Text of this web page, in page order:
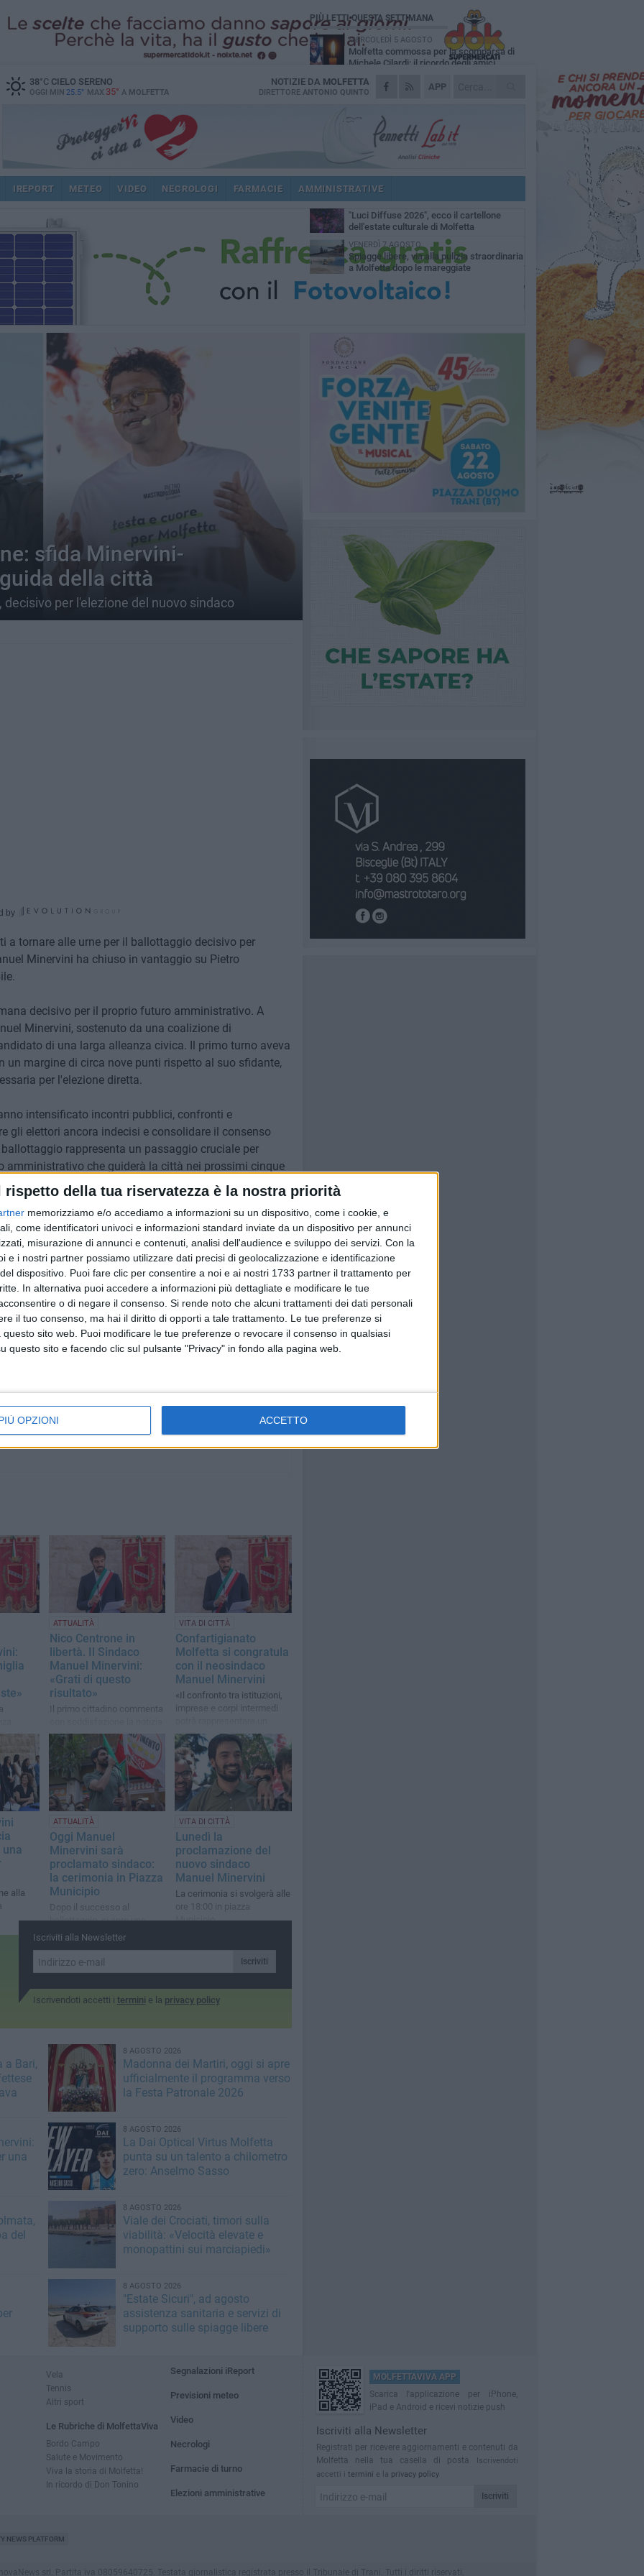
rispetto della tua riservatezza è la nostra priorità
memorizziamo e/o accediamo a informazioni su un dispositivo, come i cookie, e
come identificatori univoci e informazioni standard inviate da un dispositivo per annunci
misurazione di annunci e contenuti, analisi dell'audience e sviluppo dei servizi. Con la
e i nostri partner possiamo utilizzare dati precisi di geolocalizzazione e identificazione
dispositivo. Puoi fare clic per consentire a noi e ai nostri 1733 partner il trattamento per
In alternativa puoi accedere a informazioni più dettagliate e modificare le tue
o di negare il consenso. Si rende noto che alcuni trattamenti dei dati personali
il tuo consenso, ma hai il diritto di opporti a tale trattamento. Le tue preferenze si
sito web. Puoi modificare le tue preferenze o revocare il consenso in qualsiasi
questo sito e facendo clic sul pulsante "Privacy" in fondo alla pagina web.
OPZIONI ACCETTO
38°CCIELO SERENO
OGGI MIN 25.5° MAX 35° A MOLFETTA
APP
NOTIZIE DA MOLFETTA
DIRETTORE ANTONIO QUINTO
IREPORT METEO VIDEO NECROLOGI FARMACIE AMMINISTRATIVE
sfida Minervini-
della città
per l'elezione del nuovo sindaco
by
a tornare alle urne per il ballottaggio decisivo per
Minervini ha chiuso in vantaggio su Pietro
decisivo per il proprio futuro amministrativo. A
Minervini, sostenuto da una coalizione di
di una larga alleanza civica. Il primo turno aveva
margine di circa nove punti rispetto al suo sfidante,
per l'elezione diretta.
intensificato incontri pubblici, confronti e
gli elettori ancora indecisi e consolidare il consenso
rappresenta un passaggio cruciale per
amministrativo che guiderà la città nei prossimi cinque
figurano sviluppo urbano, servizi ai cittadini,
delle risorse economiche e culturali del
23 e domani dalle ore 7 alle 15. Al termine delle
nuovo sindaco della città.
e
8 AGOSTO 2026
Le forze di maggioranza: «Con la
città»
ai
ATTUALITÀ
Nico Centrone in
libertà. Il Sindaco
Manuel Minervini:
«Grati di questo
risultato»
Il primo cittadino commenta
VITA DI CITTÀ
Confartigianato
Molfetta si congratula
con il neosindaco
Manuel Minervini
«Il confronto tra istituzioni,
imprese e corpi intermedi
valore aggiunto per costruire
insieme una Molfetta più
competitiva, attrattiva e
dinamica»
alla
ATTUALITÀ
Oggi Manuel
Minervini sarà
proclamato sindaco:
la cerimonia in Piazza
Municipio
Dopo il successo al
ballottaggio, si apre una
nuova fase amministrativa
VITA DI CITTÀ
Lunedì la
proclamazione del
nuovo sindaco
Manuel Minervini
La cerimonia si svolgerà alle
ore 18:00 in piazza
Municipio
Iscriviti alla Newsletter
Iscriviti
Iscrivendoti accetti i termini e la privacy policy
a Bari,
8 AGOSTO 2026
Madonna dei Martiri, oggi si apre
ufficialmente il programma verso
la Festa Patronale 2026
una
8 AGOSTO 2026
La Dai Optical Virtus Molfetta
punta su un talento a chilometro
zero: Anselmo Sasso
del
8 AGOSTO 2026
Viale dei Crociati, timori sulla
viabilità: «Velocità elevate e
monopattini sui marciapiedi»
8 AGOSTO 2026
"Estate Sicuri", ad agosto
assistenza sanitaria e servizi di
supporto sulle spiagge libere
PIÙ LETTI QUESTA SETTIMANA
MERCOLEDÌ 5 AGOSTO
Molfetta commossa per la scomparsa di
Michele Cilardi: il ricordo degli amici
GIOVEDÌ 6 AGOSTO
Marittimo molfettese muore a bordo di un
GIOVEDÌ 6 AGOSTO
Molfetta piange Marta Maria Pisani, ultima
maestra della sartoria molfettese
MERCOLEDÌ 5 AGOSTO
Multiservizi, nominato il nuovo Consiglio di
Amministrazione
MARTEDÌ 4 AGOSTO
"Luci Diffuse 2026", ecco il cartellone
dell'estate culturale di Molfetta
VENERDÌ 7 AGOSTO
Spiagge libere, via alla pulizia straordinaria
a Molfetta dopo le mareggiate
Vela
Tennis
Altri sport
Le Rubriche di MolfettaViva
Bordo Campo
Salute e Movimento
Viva la storia di Molfetta!
In ricordo di Don Tonino
Segnalazioni iReport
Previsioni meteo
Video
Necrologi
Farmacie di turno
Elezioni amministrative
MOLFETTAVIVA APP
Scarica l'applicazione per iPhone,
iPad e Android e ricevi notizie push
Iscriviti alla Newsletter
Registrati per ricevere aggiornamenti e contenuti da
Molfetta nella tua casella di posta
Iscrivendoti
accetti i termini e la privacy policy
Iscriviti
NEWS PLATFORM
srl. Partita iva 08059640725. Testata giornalistica registrata presso il Tribunale di Trani. Tutti i diritti riservati.